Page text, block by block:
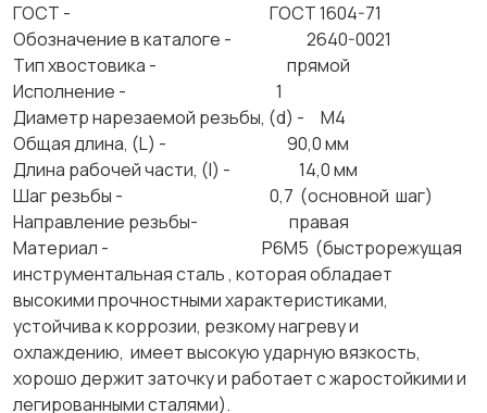
ГОСТ - ГОСТ 1604-71
Обозначение в каталоге - 2640-0021
Тип хвостовика - прямой
Исполнение - 1
Диаметр нарезаемой резьбы, (d) - М4
Общая длина, (L) - 90,0 мм
Длина рабочей части, (l) - 14,0 мм
Шаг резьбы - 0,7 (основной шаг)
Направление резьбы- правая
Материал - Р6М5 (быстрорежущая
инструментальная сталь , которая обладает
высокими прочностными характеристиками,
устойчива к коррозии, резкому нагреву и
охлаждению, имеет высокую ударную вязкость,
хорошо держит заточку и работает с жаростойкими и
легированными сталями).